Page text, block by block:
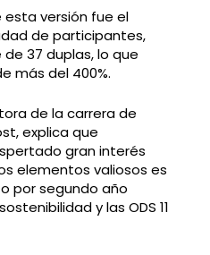
esta versión fue el
de participantes,
37 duplas, lo que
más del 400%.
de la carrera de
explica que
gran interés
elementos valiosos es
por segundo año
y las ODS 11